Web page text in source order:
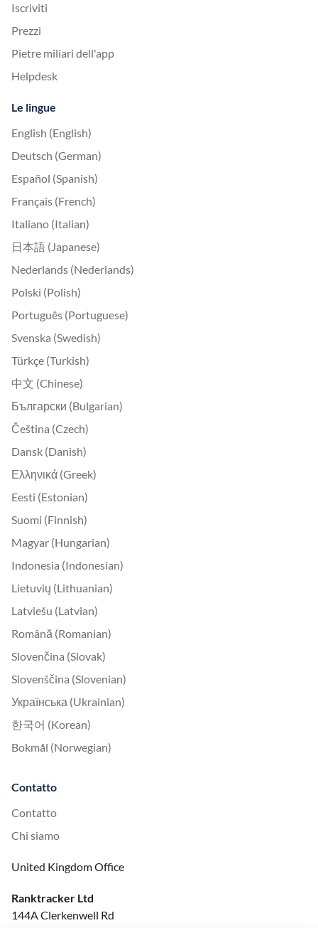
Iscriviti
Prezzi
Pietre miliari dell'app
Helpdesk
Le lingue
English (English)
Deutsch (German)
Español (Spanish)
Français (French)
Italiano (Italian)
日本語 (Japanese)
Nederlands (Nederlands)
Polski (Polish)
Português (Portuguese)
Svenska (Swedish)
Türkçe (Turkish)
中文 (Chinese)
Български (Bulgarian)
Čeština (Czech)
Dansk (Danish)
Ελληνικά (Greek)
Eesti (Estonian)
Suomi (Finnish)
Magyar (Hungarian)
Indonesia (Indonesian)
Lietuvių (Lithuanian)
Latviešu (Latvian)
Română (Romanian)
Slovenčina (Slovak)
Slovenščina (Slovenian)
Українська (Ukrainian)
한국어 (Korean)
Bokmål (Norwegian)
Contatto
Contatto
Chi siamo
United Kingdom Office
Ranktracker Ltd
144A Clerkenwell Rd